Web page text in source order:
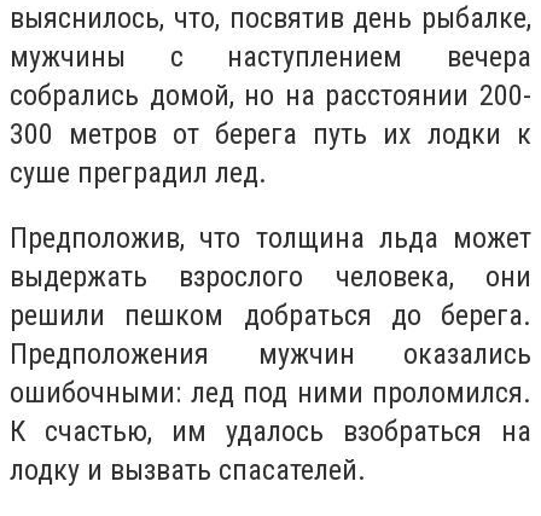
выяснилось, что, посвятив день рыбалке,
мужчины с наступлением вечера
собрались домой, но на расстоянии 200-
300 метров от берега путь их лодки к
суше преградил лед.
Предположив, что толщина льда может
выдержать взрослого человека, они
решили пешком добраться до берега.
Предположения мужчин оказались
ошибочными: лед под ними проломился.
К счастью, им удалось взобраться на
лодку и вызвать спасателей.